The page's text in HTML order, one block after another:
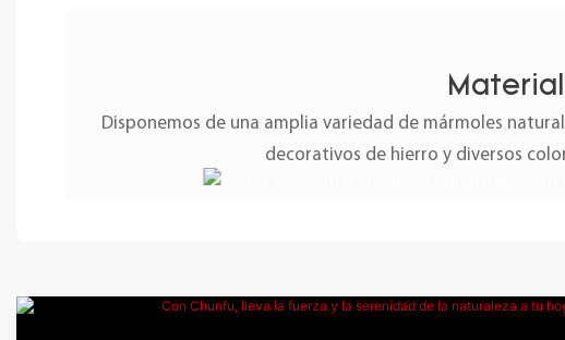
Disponemos de una amplia variedad de mármoles
decorativos de hierro y diversos